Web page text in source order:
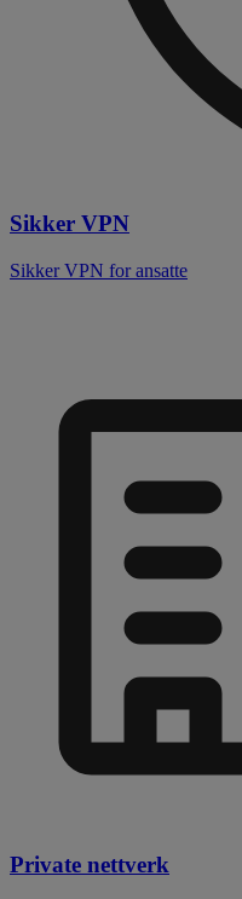
Sikker VPN
Sikker VPN for ansatte
Private nettverk